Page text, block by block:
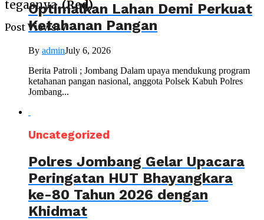
tegasnya.(Red)
Post Views: 7
Optimalkan Lahan Demi Perkuat
Ketahanan Pangan
By adminJuly 6, 2026
Berita Patroli ; Jombang Dalam upaya mendukung program
ketahanan pangan nasional, anggota Polsek Kabuh Polres
Jombang...
Uncategorized
Polres Jombang Gelar Upacara
Peringatan HUT Bhayangkara
ke-80 Tahun 2026 dengan
Khidmat